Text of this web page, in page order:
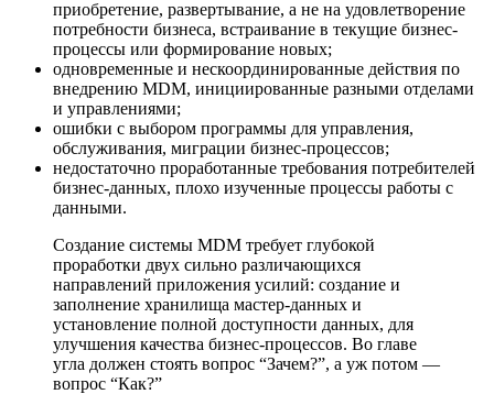
приобретение, развертывание, а не на удовлетворение
потребности бизнеса, встраивание в текущие бизнес-
процессы или формирование новых;
одновременные и нескоординированные действия по
внедрению MDM, инициированные разными отделами
и управлениями;
ошибки с выбором программы для управления,
обслуживания, миграции бизнес-процессов;
недостаточно проработанные требования потребителей
бизнес-данных, плохо изученные процессы работы с
данными.
Создание системы MDM требует глубокой
проработки двух сильно различающихся
направлений приложения усилий: создание и
заполнение хранилища мастер-данных и
установление полной доступности данных, для
улучшения качества бизнес-процессов. Во главе
угла должен стоять вопрос “Зачем?”, а уж потом —
вопрос “Как?”